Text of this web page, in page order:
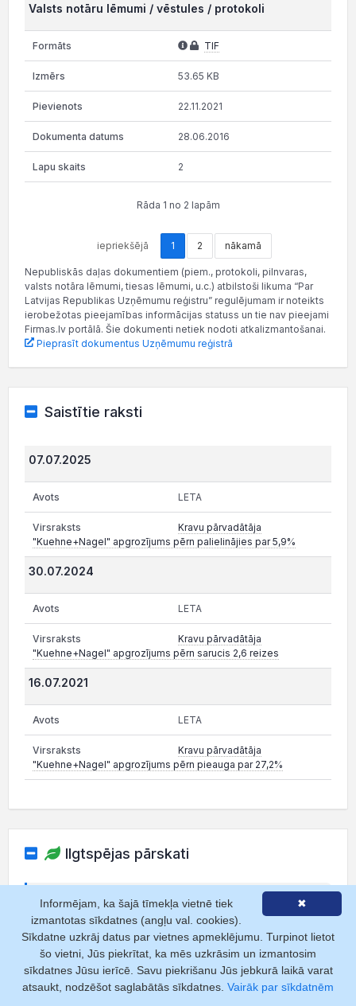
Valsts notāru lēmumi / vēstules / protokoli
TIF
53.65 KB
22.11.2021
28.06.2016
2
Rāda 1 no 2 lapām
iepriekšējā 1 2 nākamā
Nepubliskās daļas dokumentiem (piem., protokoli, pilnvaras,
valsts notāra lēmumi, tiesas lēmumi, u.c.) atbilstoši likuma “Par
Latvijas Republikas Uzņēmumu reģistru” regulējumam ir noteikts
ierobežotas pieejamības informācijas statuss un tie nav pieejami
Firmas.lv portālā. Šie dokumenti netiek nodoti atkalizmantošanai.
Pieprasīt dokumentus Uzņēmumu reģistrā
Saistītie raksti
07.07.2025
LETA
Kravu pārvadātāja
"Kuehne+Nagel" apgrozījums pērn palielinājies par 5,9%
30.07.2024
LETA
Kravu pārvadātāja
"Kuehne+Nagel" apgrozījums pērn sarucis 2,6 reizes
16.07.2021
LETA
Kravu pārvadātāja
"Kuehne+Nagel" apgrozījums pērn pieauga par 27,2%
Ilgtspējas pārskati
Kas ir ilgtspējas pārskats?Strukturēts dokuments par
uzņēmuma ietekmi uz vidi, sociālajiem aspektiem un
pārvaldību (ESG).
Lasīt vairāk
✖
Informējam, ka šajā tīmekļa vietnē tiek
izmantotas sīkdatnes (angļu val. cookies).
Sīkdatne uzkrāj datus par vietnes apmeklējumu. Turpinot lietot
šo vietni, Jūs piekrītat, ka mēs uzkrāsim un izmantosim
sīkdatnes Jūsu ierīcē. Savu piekrišanu Jūs jebkurā laikā varat
atsaukt, nodzēšot saglabātās sīkdatnes. Vairāk par sīkdatnēm